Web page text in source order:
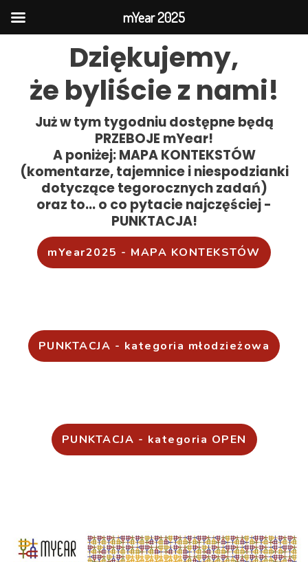
Dziękujemy,
że byliście z nami!
Już w tym tygodniu dostępne będą
PRZEBOJE mYear!
A poniżej: MAPA KONTEKSTÓW
(komentarze, tajemnice i niespodzianki
dotyczące tegorocznych zadań)
oraz to... o co pytacie najczęściej -
PUNKTACJA!
mYear2025 - MAPA KONTEKSTÓW
PUNKTACJA - kategoria młodzieżowa
PUNKTACJA - kategoria OPEN
mYear 2025